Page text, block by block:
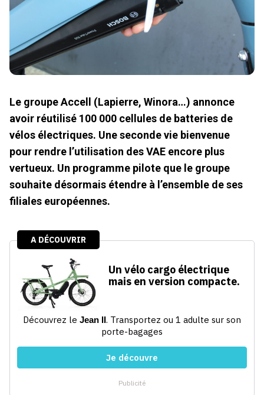
Le groupe Accell (Lapierre, Winora…) annonce
avoir réutilisé 100 000 cellules de batteries de
vélos électriques. Une seconde vie bienvenue
pour rendre l’utilisation des VAE encore plus
vertueux. Un programme pilote que le groupe
souhaite désormais étendre à l’ensemble de ses
filiales européennes.